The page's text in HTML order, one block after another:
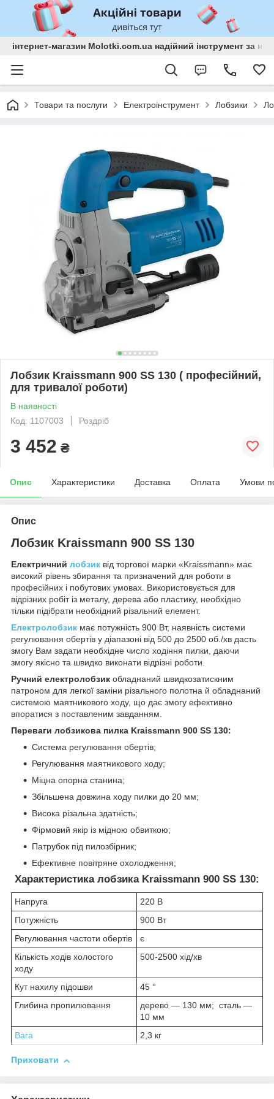
інтернет-магазин Molotki.com.ua надійний інструмент за
Товари та послуги Електроінструмент Лобзики
Лобзик Kraissmann 900 SS 130 ( професійний,
для тривалої роботи)
В наявності
Код: 1107003
Роздріб
3 452 ₴
Опис Характеристики Доставка Оплата Умови
Опис
Лобзик Kraissmann 900 SS 130
Електричний лобзик від торгової марки «Kraissmann» має
високий рівень збирання та призначений для роботи в
професійних і побутових умовах. Використовується для
відрізних робіт із металу, дерева або пластику, необхідно
тільки підібрати необхідний різальний елемент.
Електролобзик має потужність 900 Вт, наявність системи
регулювання обертів у діапазоні від 500 до 2500 об./хв дасть
змогу Вам задати необхідне число ходіння пилки, даючи
змогу якісно та швидко виконати відрізні роботи.
Ручний електролобзик обладнаний швидкозатискним
патроном для легкої заміни різального полотна й обладнаний
системою маятникового ходу, що дає змогу ефективно
впоратися з поставленим завданням.
Переваги лобзикова пилка Kraissmann 900 SS 130:
Система регулювання обертів;
Регулювання маятникового ходу;
Міцна опорна станина;
Збільшена довжина ходу пилки до 20 мм;
Висока різальна здатність;
Фірмовий якір із мідною обвиткою;
Патрубок під пилозбірник;
Ефективне повітряне охолодження;
Характеристика лобзика Kraissmann 900 SS 130:
Напруга
220 В
Потужність
900 Вт
Регулювання частоти обертів
є
Кількість ходів холостого
ходу
500-2500 хід/хв
Кут нахилу підошви
45 °
Глибина пропилювання
дерево — 130 мм; сталь —
10 мм
Вага
2,3 кг
Приховати